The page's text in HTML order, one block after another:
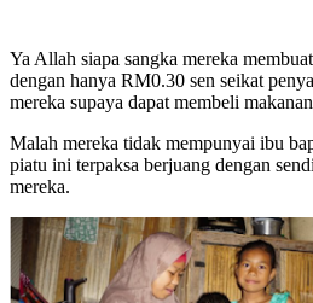
Ya Allah siapa sangka mereka
dengan hanya RM0.30 sen seikat
mereka supaya dapat membeli
Malah mereka tidak mempunyai ibu
piatu ini terpaksa berjuang dengan
mereka.